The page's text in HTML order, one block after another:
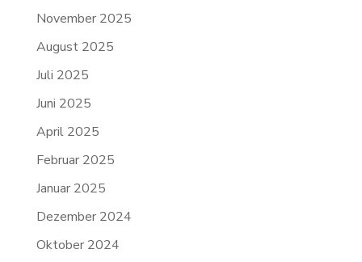
November 2025
August 2025
Juli 2025
Juni 2025
April 2025
Februar 2025
Januar 2025
Dezember 2024
Oktober 2024